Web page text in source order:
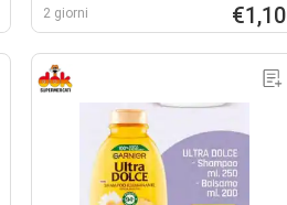
2 giorni €1,10